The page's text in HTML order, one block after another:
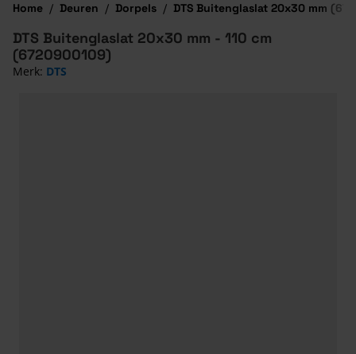
Home / Deuren / Dorpels / DTS Buitenglaslat 20x30 mm
DTS Buitenglaslat 20x30 mm - 110 cm
(6720900109)
Merk: DTS